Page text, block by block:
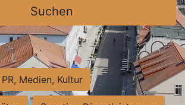
Suchen
Medien, Kultur